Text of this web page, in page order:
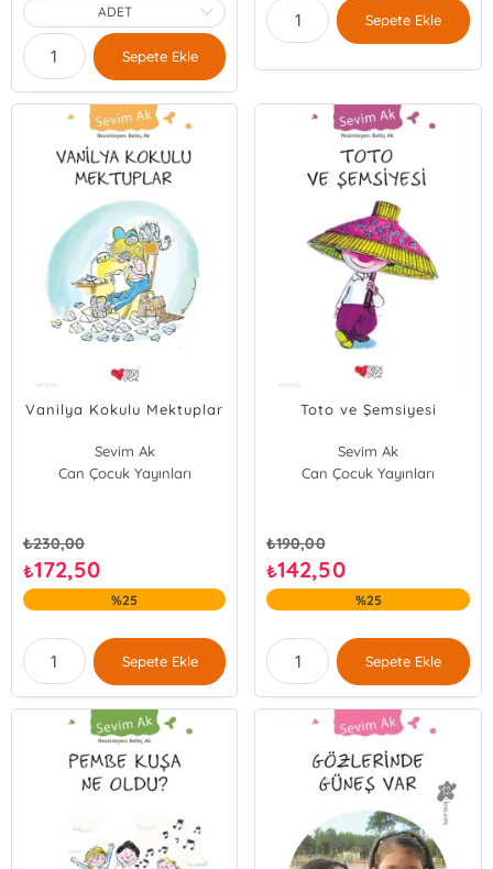
Sepete Ekle
Sepete Ekle
Vanilya Kokulu Mektuplar
Sevim Ak
Can Çocuk Yayınları
₺230,00
₺172,50
%25
Sepete Ekle
Toto ve Şemsiyesi
Sevim Ak
Can Çocuk Yayınları
₺190,00
₺142,50
%25
Sepete Ekle